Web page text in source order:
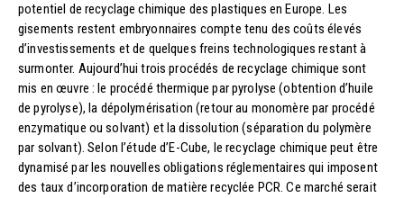
potentiel de recyclage chimique des plastiques en Europe. Les
gisements restent embryonnaires compte tenu des coûts élevés
d’investissements et de quelques freins technologiques restant à
surmonter. Aujourd’hui trois procédés de recyclage chimique sont
mis en œuvre : le procédé thermique par pyrolyse (obtention d’huile
de pyrolyse), la dépolymérisation (retour au monomère par procédé
enzymatique ou solvant) et la dissolution (séparation du polymère
par solvant). Selon l’étude d’E-Cube, le recyclage chimique peut être
dynamisé par les nouvelles obligations réglementaires qui imposent
des taux d’incorporation de matière recyclée PCR. Ce marché serait